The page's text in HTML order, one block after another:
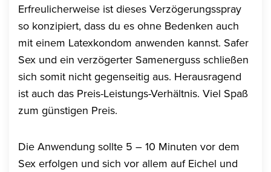
Erfreulicherweise ist dieses Verzögerungsspray
so konzipiert, dass du es ohne Bedenken auch
mit einem Latexkondom anwenden kannst. Safer
Sex und ein verzögerter Samenerguss schließen
sich somit nicht gegenseitig aus. Herausragend
ist auch das Preis-Leistungs-Verhältnis. Viel Spaß
zum günstigen Preis.
Die Anwendung sollte 5 – 10 Minuten vor dem
Sex erfolgen und sich vor allem auf Eichel und